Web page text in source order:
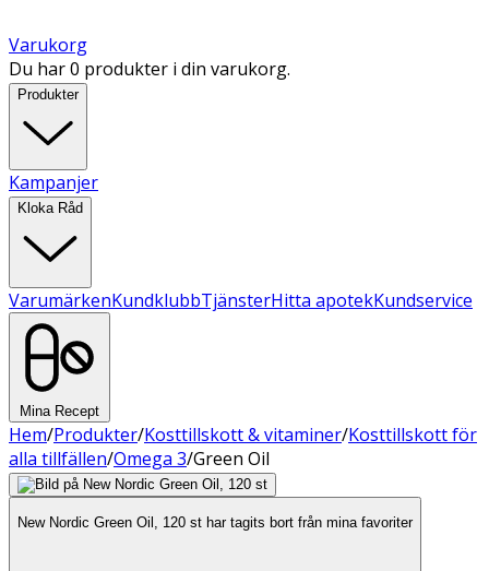
Varukorg
Du har 0 produkter i din varukorg.
Produkter
Kampanjer
Kloka Råd
VarumärkenKundklubbTjänsterHitta apotekKundservice
Mina Recept
Hem/Produkter/Kosttillskott & vitaminer/Kosttillskott för
alla tillfällen/Omega 3/Green Oil
New Nordic Green Oil, 120 st har tagits bort från mina favoriter